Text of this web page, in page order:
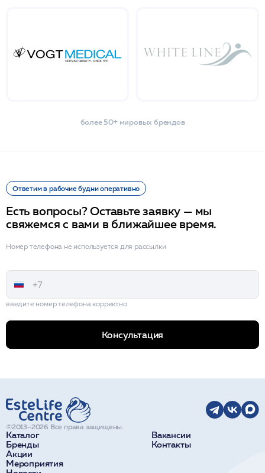
более 50+ мировых брендов
Ответим в рабочие будни оперативно
Есть вопросы? Оставьте заявку — мы
свяжемся с вами в ближайшее время.
Номер телефона не используется для рассылки
введите номер телефона корректно
Консультация
Каталог
Бренды
Акции
Мероприятия
Вакансии
Контакты
©2013–2026 Все права защищены.